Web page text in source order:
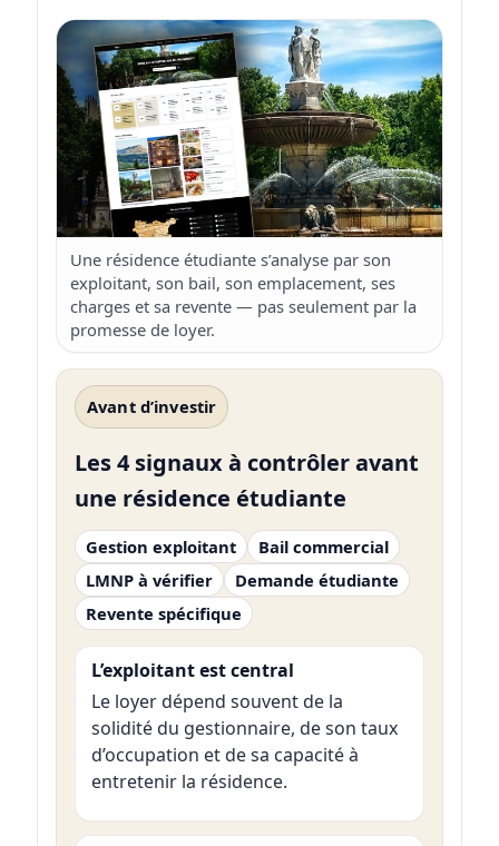
Une résidence étudiante s’analyse par son
exploitant, son bail, son emplacement, ses
charges et sa revente — pas seulement par la
promesse de loyer.
Avant d’investir
Les 4 signaux à contrôler avant
une résidence étudiante
Gestion exploitant
Bail commercial
LMNP à vérifier
Demande étudiante
Revente spécifique
L’exploitant est central
Le loyer dépend souvent de la
solidité du gestionnaire, de son taux
d’occupation et de sa capacité à
entretenir la résidence.